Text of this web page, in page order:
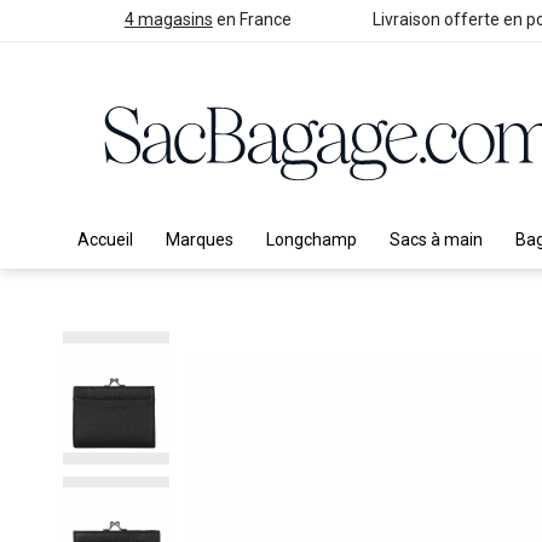
4 magasins en France Livraison offerte en
Accueil Marques Longchamp Sacs à main
of
images